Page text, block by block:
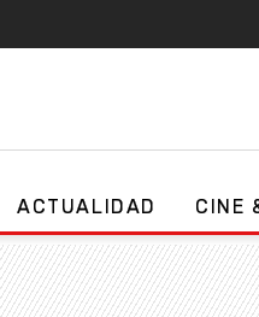
ACTUALIDAD CINE